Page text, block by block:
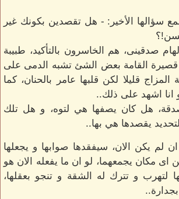
سؤالها الأخير: - هل تقصدين بكونك غير
صدقينى، هم الخاسرون بالتأكيد، طبيبة
القامة بعض الشئ تشبه الدمى على
قليلا لكن قلبها عامر بالحنان، كما
و انا اشهد على ذلك..
هل كان يصفها هي لتوه، و هل تلك
يقصدها هي بها..
لم يكن الان، سيفقدها صوابها و يجعلها
اى مكان يجمعهما، لو ان ما يفعله الان هو
لتهرب و تترك له الشقة و تنجو بعقلها،